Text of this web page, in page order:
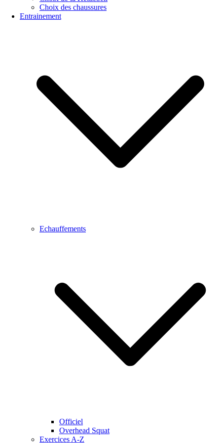
Choix des chaussures
Entrainement
Echauffements
Officiel
Overhead Squat
Exercices A-Z